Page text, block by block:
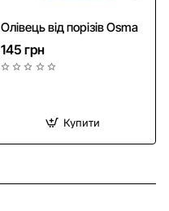
Олівець від порізів Osma
145 грн
Купити